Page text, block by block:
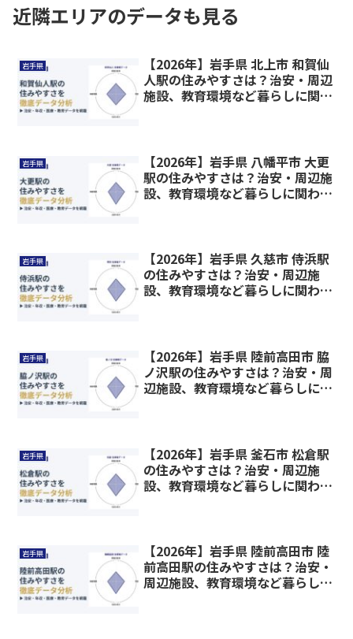
近隣エリアのデータも見る
岩手県
【2026年】岩手県 北上市 和賀仙
人駅の住みやすさは？治安・周辺
施設、教育環境など暮らしに関わ
岩手県
【2026年】岩手県 八幡平市 大更
駅の住みやすさは？治安・周辺施
設、教育環境など暮らしに関わる
岩手県
【2026年】岩手県 久慈市 侍浜駅
の住みやすさは？治安・周辺施
設、教育環境など暮らしに関わる
岩手県
【2026年】岩手県 陸前高田市 脇
ノ沢駅の住みやすさは？治安・周
辺施設、教育環境など暮らしに関
岩手県
【2026年】岩手県 釜石市 松倉駅
の住みやすさは？治安・周辺施
設、教育環境など暮らしに関わる
岩手県
【2026年】岩手県 陸前高田市 陸
前高田駅の住みやすさは？治安・
周辺施設、教育環境など暮らしに